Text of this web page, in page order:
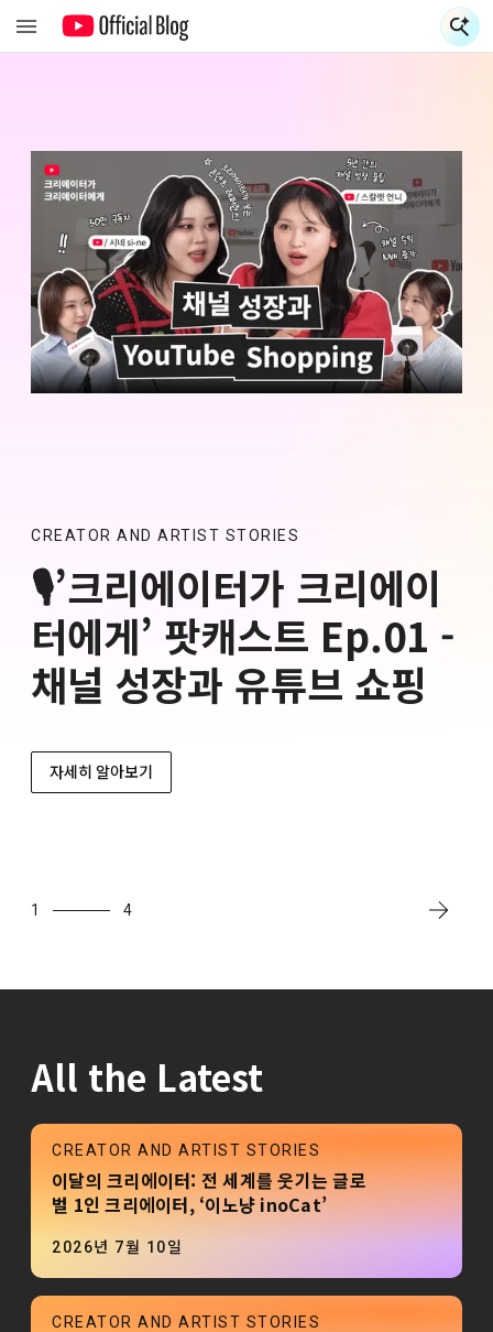
CREATOR AND ARTIST STORIES
🎙️’크리에이터가 크리에이
터에게’ 팟캐스트 Ep.01 -
채널 성장과 유튜브 쇼핑
자세히 알아보기
1 4
All the Latest
CREATOR AND ARTIST STORIES
이달의 크리에이터: 전 세계를 웃기는 글로
벌 1인 크리에이터, ‘이노냥 inoCat’
2026년 7월 10일
CREATOR AND ARTIST STORIES